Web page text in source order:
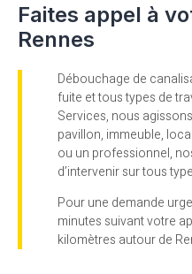
Faites appel à
Rennes
Débouchage de
fuite et tous types de
Services, nous
pavillon, immeuble,
ou un professionnel,
d’intervenir sur tous
Pour une demande
minutes suivant votre
kilomètres autour de